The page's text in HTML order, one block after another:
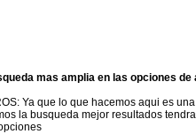
mas amplia en las opciones de
: Ya que lo que hacemos aqui es
la busqueda mejor resultados